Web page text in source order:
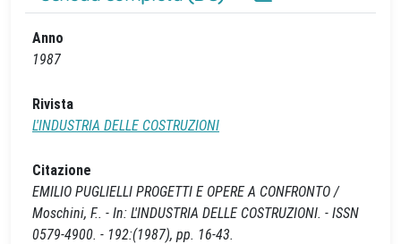
Anno
1987
Rivista
L'INDUSTRIA DELLE COSTRUZIONI
Citazione
EMILIO PUGLIELLI PROGETTI E OPERE A CONFRONTO /
Moschini, F.. - In: L'INDUSTRIA DELLE COSTRUZIONI. - ISSN
0579-4900. - 192:(1987), pp. 16-43.